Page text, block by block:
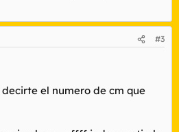
#3
el numero de cm que